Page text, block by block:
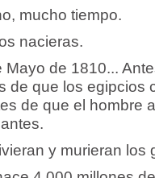
mucho tiempo.
nacieras.
Mayo de 1810...
de que los egipcios
de que el hombre
y murieran los